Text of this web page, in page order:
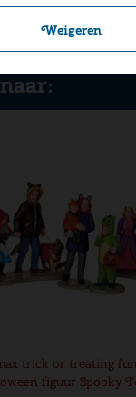
Weigeren
trick or treating
figuur Spooky